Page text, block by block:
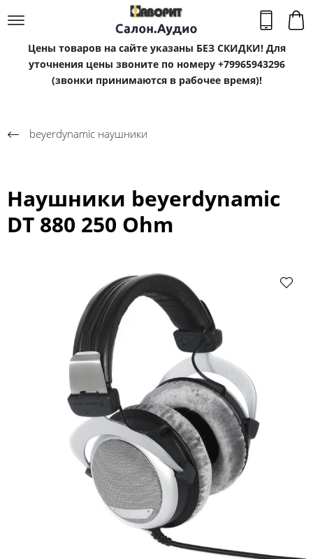
Цены товаров на сайте указаны БЕЗ СКИДКИ! Для
уточнения цены звоните по номеру +79965943296
(звонки принимаются в рабочее время)!
beyerdynamic наушники
Наушники beyerdynamic
DT 880 250 Ohm